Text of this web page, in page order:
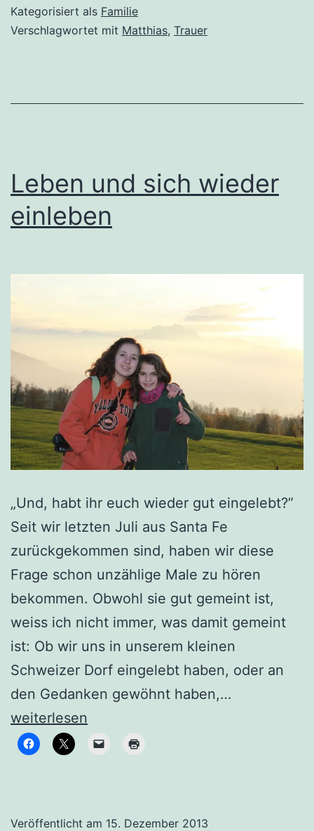
vorne
Kategorisiert als Familie
Verschlagwortet mit Matthias, Trauer
Leben und sich wieder
einleben
„Und, habt ihr euch wieder gut eingelebt?”
Seit wir letzten Juli aus Santa Fe
zurückgekommen sind, haben wir diese
Frage schon unzählige Male zu hören
bekommen. Obwohl sie gut gemeint ist,
weiss ich nicht immer, was damit gemeint
ist: Ob wir uns in unserem kleinen
Schweizer Dorf eingelebt haben, oder an
den Gedanken gewöhnt haben,…
weiterlesen
Veröffentlicht am 15. Dezember 2013